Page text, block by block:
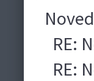
RE:
RE: